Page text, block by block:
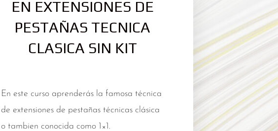
EN EXTENSIONES DE
PESTAÑAS TECNICA
CLASICA SIN KIT
En este curso aprenderás la famosa técnica
de extensiones de pestañas técnicas clásica
o tambien conocida como 1×1.